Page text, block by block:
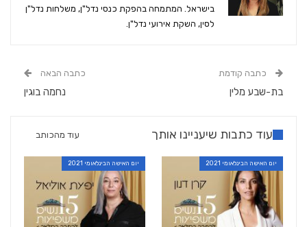
בישראל. המתמחה בהפקת כנסי נדל"ן, משלחות נדל"ן
לסין, השקת אירועי נדל"ן.
כתבה קודמת
בת-שבע מלין
כתבה הבאה
נחמה בוגין
עוד כתבות שיעניינו אותך עוד מהכותב
יום האישה הבינלאומי 2021 יום האישה הבינלאומי 2021